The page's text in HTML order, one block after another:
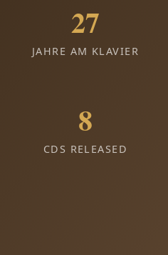
27
JAHRE AM KLAVIER
8
CDS RELEASED